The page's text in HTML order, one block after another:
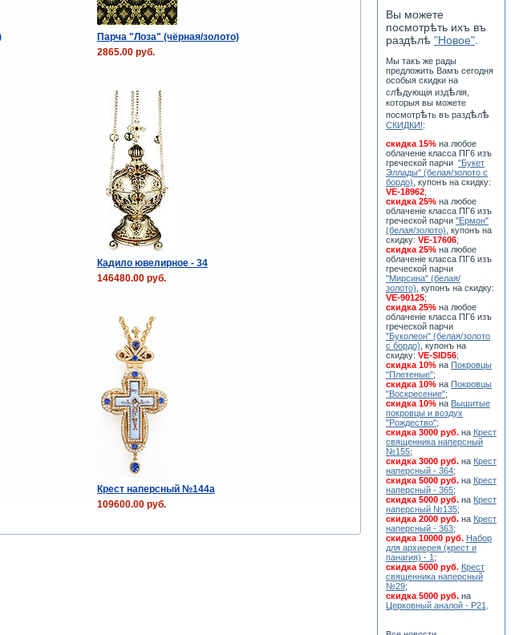
Парча "Лоза" (чёрная/золото)
2865.00 руб.
Кадило ювелирное - 34
146480.00 руб.
Крест наперсный №144a
109600.00 руб.
Вы можете
посмотрѣть ихъ въ
раздѣлѣ "Новое"
Мы такъ же рады
предложить Вамъ сегодня
особыя скидки на
слѣдующiя издѣлiя,
которыя вы можете
посмотрѣть въ раздѣлѣ
СКИДКИ!:
скидка 15% на любое
облаченiе класса ПГ6 изъ
греческой парчи "Букет
Эллады" (белая/золото с
бордо) , купонъ на скидку:
VE-18962;
скидка 25% на любое
облаченiе класса ПГ6 изъ
греческой парчи "Ермон"
(белая/золото) , купонъ на
скидку: VE-17606;
скидка 25% на любое
облаченiе класса ПГ6 изъ
греческой парчи
"Мирсина" (белая/
золото) , купонъ на скидку:
VE-90125;
скидка 25% на любое
облаченiе класса ПГ6 изъ
греческой парчи
"Буколеон" (белая/золото
с бордо) , купонъ на
скидку: VE-SID56;
скидка 10% на Покровцы
"Плетеные";
скидка 10% на Покровцы
"Воскресение";
скидка 10% на Вышитые
покровцы и воздух
"Рождество";
скидка 3000 руб. на Крест
священника наперсный
№155;
скидка 3000 руб. на Крест
наперсный - 364;
скидка 5000 руб. на Крест
наперсный - 365;
скидка 5000 руб. на Крест
наперсный №135;
скидка 2000 руб. на Крест
наперсный - 363;
скидка 10000 руб. Набор
для архиерея (крест и
панагия) - 1 ;
скидка 5000 руб. Крест
священника наперсный
№29;
скидка 5000 руб. на
Церковный аналой - Р21